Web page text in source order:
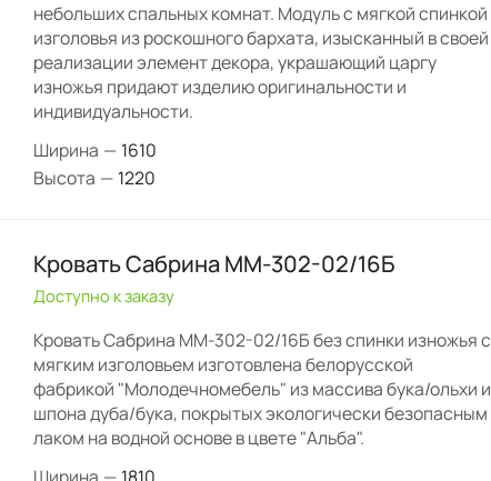
небольших спальных комнат. Модуль с мягкой спинкой
изголовья из роскошного бархата, изысканный в своей
реализации элемент декора, украшающий царгу
изножья придают изделию оригинальности и
индивидуальности.
Ширина — 1610
Высота — 1220
Кровать Сабрина ММ-302-02/16Б
Доступно к заказу
Кровать Сабрина ММ-302-02/16Б без спинки изножья с
мягким изголовьем изготовлена белорусской
фабрикой "Молодечномебель" из массива бука/ольхи и
шпона дуба/бука, покрытых экологически безопасным
лаком на водной основе в цвете "Альба".